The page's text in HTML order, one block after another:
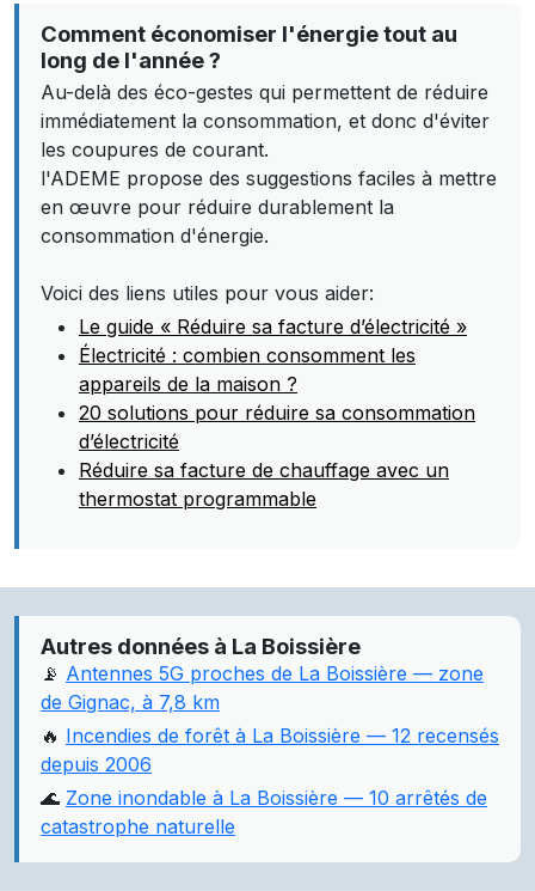
Comment économiser l'énergie tout au
long de l'année ?
Au-delà des éco-gestes qui permettent de réduire
immédiatement la consommation, et donc d'éviter
les coupures de courant.
l'ADEME propose des suggestions faciles à mettre
en œuvre pour réduire durablement la
consommation d'énergie.
Voici des liens utiles pour vous aider:
Le guide « Réduire sa facture d’électricité »
Électricité : combien consomment les
appareils de la maison ?
20 solutions pour réduire sa consommation
d’électricité
Réduire sa facture de chauffage avec un
thermostat programmable
Autres données à La Boissière
📡 Antennes 5G proches de La Boissière — zone
de Gignac, à 7,8 km
🔥 Incendies de forêt à La Boissière — 12 recensés
depuis 2006
🌊 Zone inondable à La Boissière — 10 arrêtés de
catastrophe naturelle